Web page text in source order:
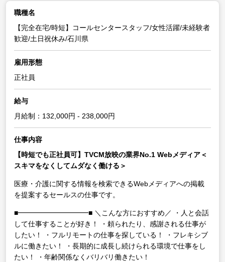
職種名
【完全在宅/時短】コールセンタースタッフ/女性活躍/未経験者
歓迎/土日祝休み/石川県
雇用形態
正社員
給与
月給制：132,000円 - 238,000円
仕事内容
【時短でも正社員可】TVCM放映の業界No.1 Webメディア＜
スキマをなくしてムダなく働ける＞
医療・介護に関する情報を検索できるWebメディアへの掲載
を提案するセールスの仕事です。
■━━━━━━━━━━■ ＼こんな方におすすめ／
・人と会話
して仕事することが好き！
・頼られたり、感謝される仕事が
したい！
・フルリモートの仕事を探している！
・フレキシブ
ルに働きたい！
・長期的に成長し続けられる環境で仕事をし
たい！
・年齢関係なくバリバリ働きたい！